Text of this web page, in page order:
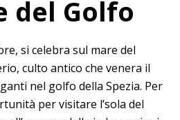
del Golfo
si celebra sul mare del
culto antico che venera il
nel golfo della Spezia. Per
per visitare l’sola del